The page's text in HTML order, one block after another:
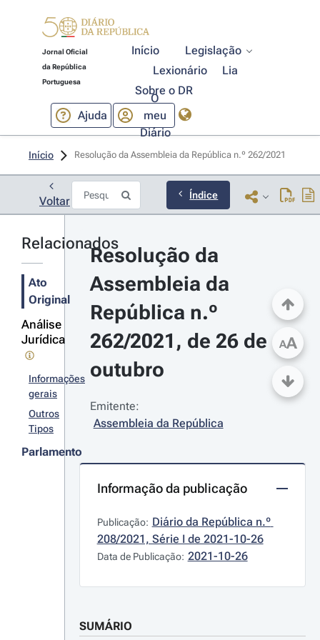
Jornal Oficial
da República
Portuguesa
Início
Legislação
Lexionário
Lia
Sobre o DR
Ajuda
O
meu
Diário
Início Resolução da Assembleia da República n.º 262/2021
Voltar Índice
Relacionados
Ato
Original
Análise
Jurídica
Informações
gerais
Outros
Tipos
Parlamento
Resolução da
Assembleia da
República n.º
262/2021, de 26 de
outubro
Emitente:
Assembleia da República
Informação da publicação
Publicação: Diário da República n.º
208/2021, Série I de 2021-10-26
Data de Publicação: 2021-10-26
SUMÁRIO
AA